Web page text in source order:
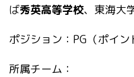
ば秀英高等学校、東海大
ポジション：PG（ポイン
所属チーム：